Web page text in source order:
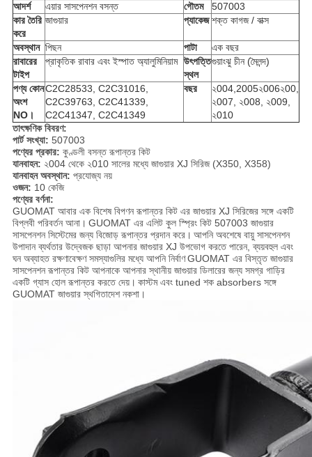
আদর্শ
এয়ার সাসপেনশন বসন্ত গৌতম
507003
কার তৈরি
করে
জাগুয়ার প্যাকেজ শক্ত কাগজ / বাক্স
অবস্থান পিছন পাটা
এক বছর
রাবারের
টাইপ
প্রাকৃতিক রাবার এবং ইস্পাত অ্যালুমিনিয়াম উৎপত্তি
স্থল
গুয়াংঝু চীন (মৈলন্দ)
পণ্য কোন
অংশ
NO।
C2C28533, C2C31016,
C2C39763, C2C41339,
C2C41347, C2C41349
বছর
২004,2005২006২00,
২007, ২008, ২009,
২010
তাৎক্ষণিক বিবরণ:
পার্ট সংখ্যা: 507003
পণ্যের প্রকার: কুণ্ডলী বসন্ত রূপান্তর কিট
যানবাহন: ২004 থেকে ২010 সালের মধ্যে জাগুয়ার XJ সিরিজ (X350, X358)
যানবাহন অবস্থান: প্রযোজ্য নয়
ওজন: 10 কেজি
পণ্যের বর্ণনা:
GUOMAT আবার এক বিশেষ বিপণন রূপান্তর কিট এর জাগুয়ার XJ সিরিজের সঙ্গে একটি
বিপ্লবী পরিবর্তন আনা। GUOMAT এর এলিট কুল স্প্রিং কিট 507003 জাগুয়ার
সাসপেনশন সিস্টেমের জন্য বিজোড় রূপান্তর প্রদান করে। আপনি অবশেষে বায়ু সাসপেনশন
উপাদান ব্যর্থতার উদ্বেজক ছাড়া আপনার জাগুয়ার XJ উপভোগ করতে পারেন, ব্যয়বহুল এবং
ঘন অব্যাহত রক্ষণাবেক্ষণ সমস্যাগুলির মধ্যে আপনি নির্বাণGUOMAT এর বিস্তৃত জাগুয়ার
সাসপেনশন রূপান্তর কিট আপনাকে আপনার স্থানীয় জাগুয়ার ডিলারের জন্য সমগ্র গাড়ির
একটি গ্যাস হোল রূপান্তর করতে দেয়। কাস্টম এবং tuned শক absorbers সঙ্গে
GUOMAT জাগুয়ার স্থগিতাদেশ নকশা।